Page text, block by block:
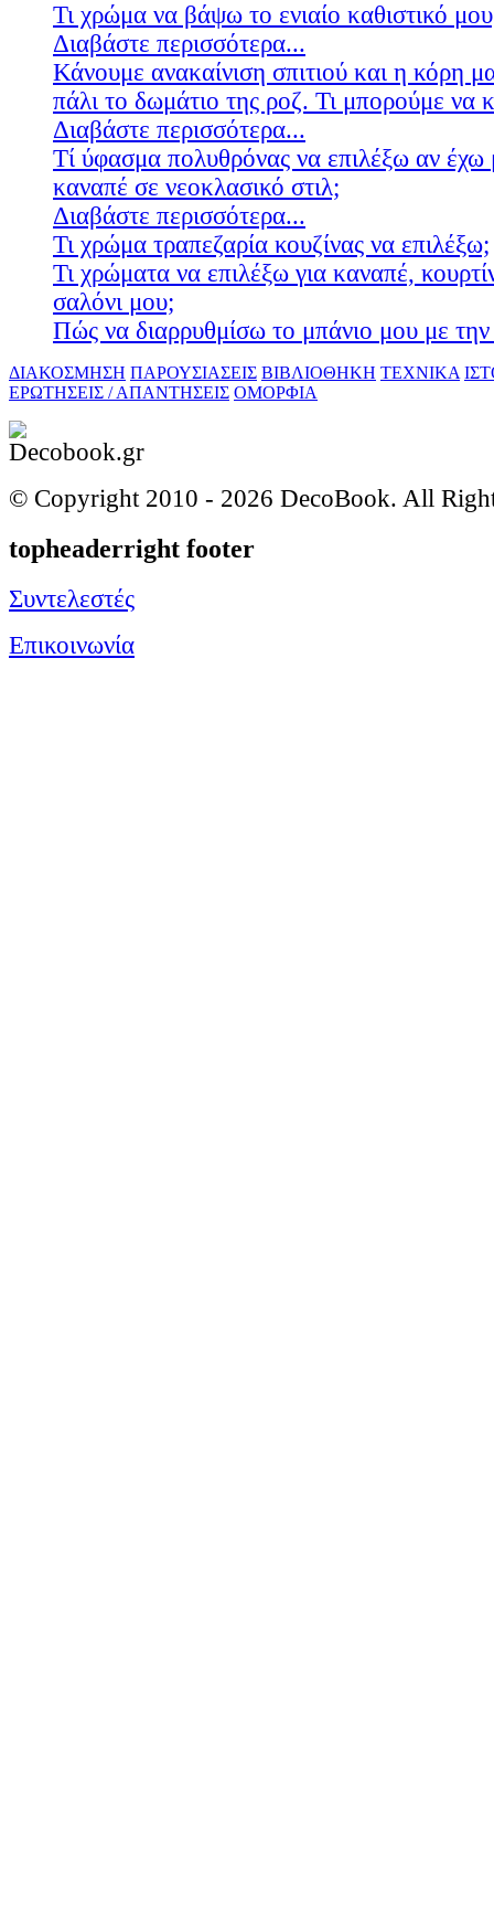
Τι χρώμα να βάψω το ενιαίο καθιστικό
Διαβάστε περισσότερα...
Κάνουμε ανακαίνιση σπιτιού και η κόρη
πάλι το δωμάτιο της ροζ. Τι μπορούμε να
Διαβάστε περισσότερα...
Τί ύφασμα πολυθρόνας να επιλέξω αν έχω
καναπέ σε νεοκλασικό στιλ;
Διαβάστε περισσότερα...
Τι χρώμα τραπεζαρία κουζίνας να επιλέξω;
Τι χρώματα να επιλέξω για καναπέ,
σαλόνι μου;
Πώς να διαρρυθμίσω το μπάνιο μου με την
ΔΙΑΚΟΣΜΗΣΗ ΠΑΡΟΥΣΙΑΣΕΙΣ ΒΙΒΛΙΟΘΗΚΗ ΤΕΧΝΙΚΑ
ΕΡΩΤΗΣΕΙΣ / ΑΠΑΝΤΗΣΕΙΣ ΟΜΟΡΦΙΑ
© Copyright 2010 - 2026 DecoBook. All
topheaderright footer
Συντελεστές
Επικοινωνία